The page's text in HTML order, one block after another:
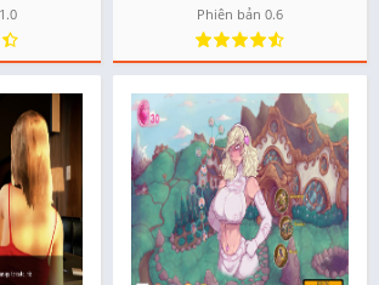
Phiên bản 0.6